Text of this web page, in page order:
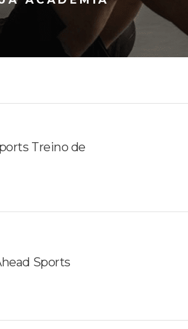
Treino de
Sports